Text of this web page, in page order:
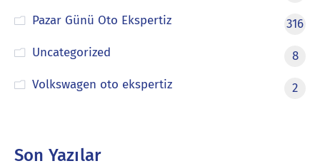
Pazar Günü Oto Ekspertiz
316
Uncategorized
8
Volkswagen oto ekspertiz
2
Son Yazılar